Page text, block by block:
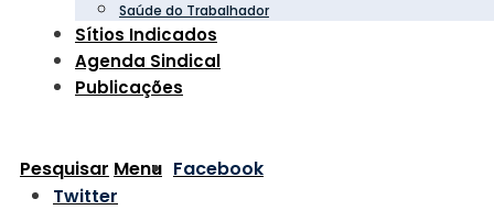
Saúde do Trabalhador
Sítios Indicados
Agenda Sindical
Publicações
Pesquisar Menu Facebook
Twitter